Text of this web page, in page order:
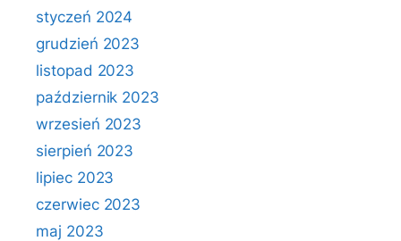
styczeń 2024
grudzień 2023
listopad 2023
październik 2023
wrzesień 2023
sierpień 2023
lipiec 2023
czerwiec 2023
maj 2023